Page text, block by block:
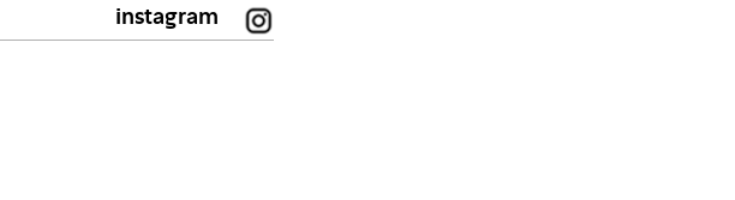
instagram